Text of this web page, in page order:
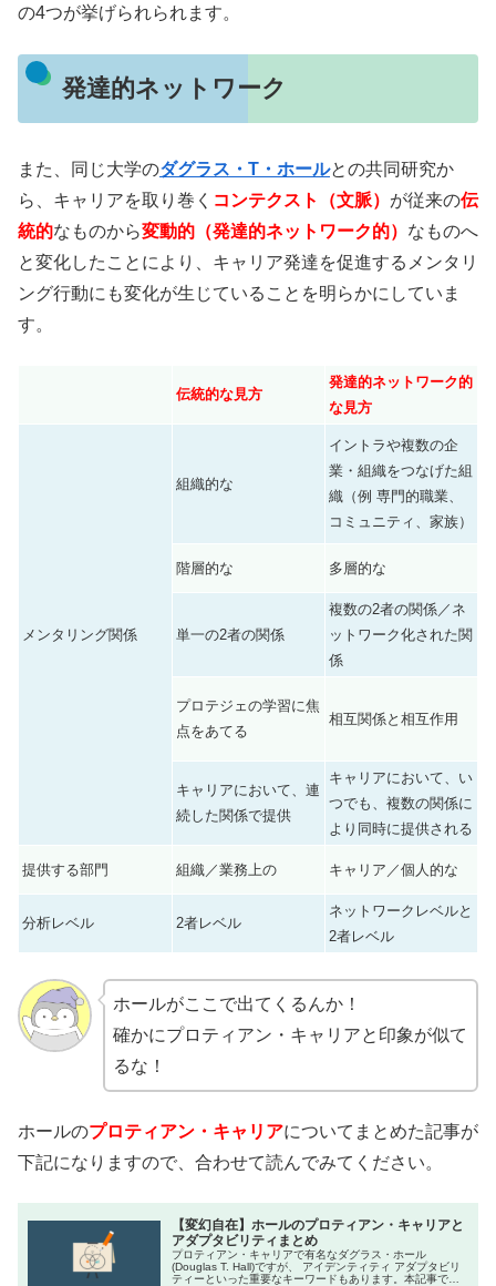
の4つが挙げられられます。
発達的ネットワーク
また、同じ大学のダグラス・T・ホールとの共同研究か
ら、キャリアを取り巻く コンテクスト（文脈） が従来の伝
統的なものから変動的（発達的ネットワーク的） なものへ
と変化したことにより、キャリア発達を促進するメンタリ
ング行動にも変化が生じていることを明らかにしていま
す。
伝統的な⾒⽅
発達的ネットワーク的
な⾒⽅
メンタリング関係
組織的な
イントラや複数の企
業・組織をつなげた組
織（例 専門的職業、
コミュニティ、家族）
階層的な 多層的な
単一の2者の関係
複数の2者の関係／ネ
ットワーク化された関
係
プロテジェの学習に焦
点をあてる
相互関係と相互作用
キャリアにおいて、連
続した関係で提供
キャリアにおいて、い
つでも、複数の関係に
より同時に提供される
提供する部門 組織／業務上の キャリア／個人的な
分析レベル 2者レベル
ネットワークレベルと
2者レベル
ホールがここで出てくるんか！
確かにプロティアン・キャリアと印象が似て
るな！
ホールのプロティアン・キャリアについてまとめた記事が
下記になりますので、合わせて読んでみてください。
【変幻自在】ホールのプロティアン・キャリアと
アダプタビリティまとめ
プロティアン・キャリアで有名なダグラス・ホール
(Douglas T. Hall)ですが、 アイデンティティ アダプタビリ
ティーといった重要なキーワードもあります。本記事で